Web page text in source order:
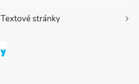
Textové stránky